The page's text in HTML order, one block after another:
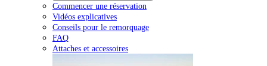
Commencer une réservation
Vidéos explicatives
Conseils pour le remorquage
FAQ
Attaches et accessoires